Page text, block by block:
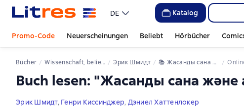
DE Katalog
Promo-Code Neuerscheinungen Beliebt Hörbücher
Bücher Wissenschaft, beliebt Эрик Шмидт 📚 Жасанды сана және адамзаттың жаңа дәуірі
Buch lesen: "Жасанды сана және
Эрик Шмидт, Генри Киссинджер, Дэниел Хаттенлокер